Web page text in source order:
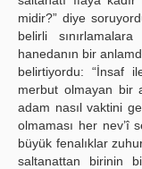
midir?” diye
belirli
hanedanın bir
belirtiyordu: “İnsaf
merbut olmayan bir
adam nasıl vaktini
olmaması her nev’î
büyük fenalıklar
saltanattan birinin